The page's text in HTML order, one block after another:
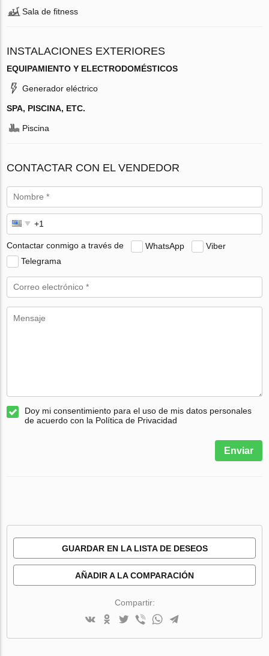
Sala de fitness
INSTALACIONES EXTERIORES
EQUIPAMIENTO Y ELECTRODOMÉSTICOS
Generador eléctrico
SPA, PISCINA, ETC.
Piscina
CONTACTAR CON EL VENDEDOR
Contactar conmigo a través de WhatsApp
Viber
Telegrama
Doy mi consentimiento para el uso de mis datos personales
de acuerdo con la Política de Privacidad
Enviar
GUARDAR EN LA LISTA DE DESEOS
AÑADIR A LA COMPARACIÓN
Compartir: